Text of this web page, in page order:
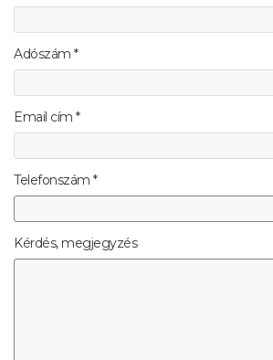
Adószám *
Email cím *
Telefonszám *
Kérdés, megjegyzés